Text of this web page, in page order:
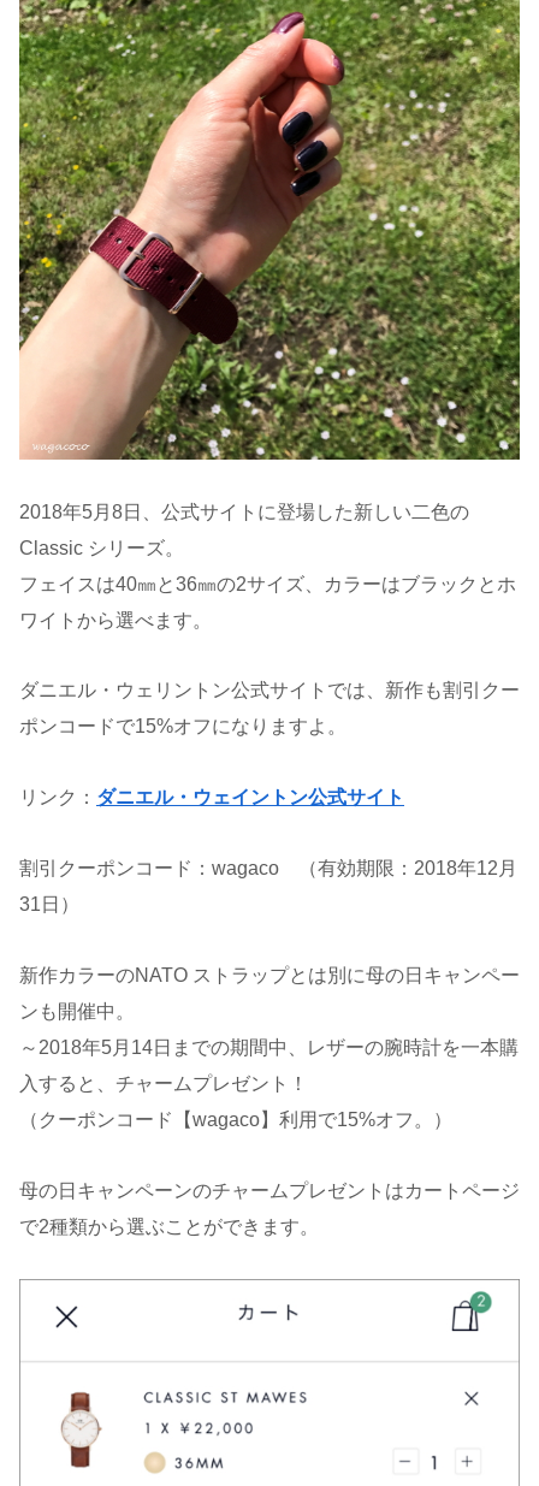
2018年5月8日、公式サイトに登場した新しい二色の
Classic シリーズ。
フェイスは40㎜と36㎜の2サイズ、カラーはブラックとホ
ワイトから選べます。
ダニエル・ウェリントン公式サイトでは、新作も割引クー
ポンコードで15%オフになりますよ。
リンク： ダニエル・ウェイントン公式サイト
割引クーポンコード：wagaco （有効期限：2018年12月
31日）
新作カラーのNATO ストラップとは別に母の日キャンペー
ンも開催中。
～2018年5月14日までの期間中、レザーの腕時計を一本購
入すると、チャームプレゼント！
（クーポンコード【wagaco】利用で15%オフ。）
母の日キャンペーンのチャームプレゼントはカートページ
で2種類から選ぶことができます。